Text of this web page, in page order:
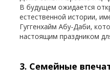
В будущем ожидается
естественной истории,
Гуггенхайм Абу-Даби,
настоящим праздником
3. Семейные